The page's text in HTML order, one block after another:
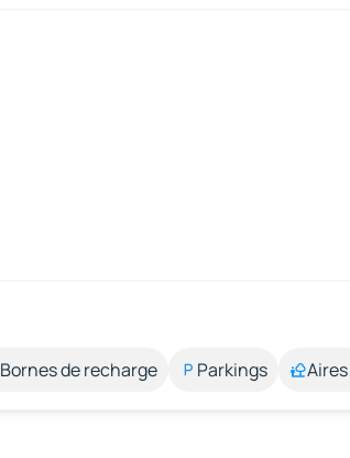
Bornes de recharge Parkings